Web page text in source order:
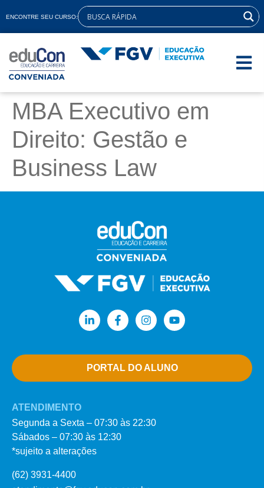
ENCONTRE SEU CURSO:
MBA Executivo em
Direito: Gestão e
Business Law
PORTAL DO ALUNO
ATENDIMENTO
Segunda a Sexta – 07:30 às 22:30
Sábados – 07:30 às 12:30
*sujeito a alterações
(62) 3931-4400